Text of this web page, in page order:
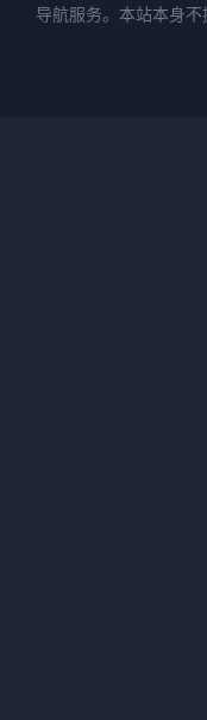
导航服务。本站本身